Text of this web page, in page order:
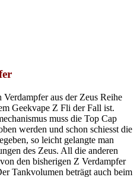
Verdampfer aus der Zeus Reihe
Geekvape Z Fli der Fall ist.
muss die Top Cap
werden und schon schiesst die
so leicht gelangte man
des Zeus. All die anderen
den bisherigen Z Verdampfer
Tankvolumen beträgt auch beim